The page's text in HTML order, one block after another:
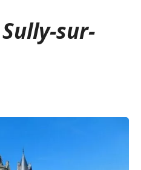
sur-